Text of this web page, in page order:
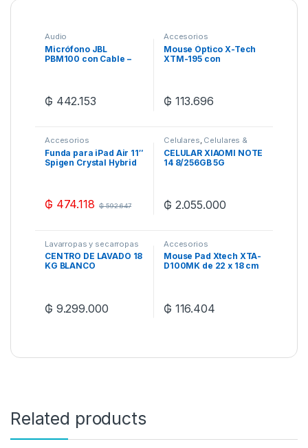
Audio
Micrófono JBL
PBM100 con Cable –
₲ 442.153
Accesorios
Mouse Óptico X-Tech
XTM-195 con
₲ 113.696
Accesorios
Funda para iPad Air 11″
Spigen Crystal Hybrid
₲ 474.118 ₲592.647
Celulares, Celulares &
Tablets , Xiaomi
CELULAR XIAOMI NOTE
14 8/256GB 5G
₲ 2.055.000
Lavarropas y secarropas
CENTRO DE LAVADO 18
KG BLANCO
₲ 9.299.000
Accesorios
Mouse Pad Xtech XTA-
D100MK de 22 x 18 cm
₲ 116.404
Related products